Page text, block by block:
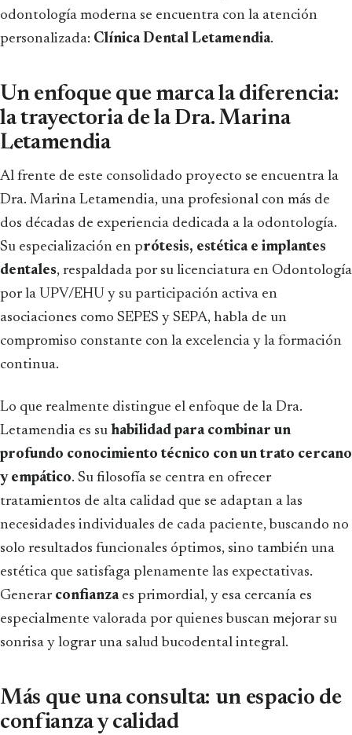
odontología moderna se encuentra con la atención
personalizada: Clínica Dental Letamendia.
Un enfoque que marca la diferencia:
la trayectoria de la Dra. Marina
Letamendia
Al frente de este consolidado proyecto se encuentra la
Dra. Marina Letamendia, una profesional con más de
dos décadas de experiencia dedicada a la odontología.
Su especialización en prótesis, estética e implantes
dentales, respaldada por su licenciatura en Odontología
por la UPV/EHU y su participación activa en
asociaciones como SEPES y SEPA, habla de un
compromiso constante con la excelencia y la formación
continua.
Lo que realmente distingue el enfoque de la Dra.
Letamendia es su habilidad para combinar un
profundo conocimiento técnico con un trato cercano
y empático. Su filosofía se centra en ofrecer
tratamientos de alta calidad que se adaptan a las
necesidades individuales de cada paciente, buscando no
solo resultados funcionales óptimos, sino también una
estética que satisfaga plenamente las expectativas.
Generar confianza es primordial, y esa cercanía es
especialmente valorada por quienes buscan mejorar su
sonrisa y lograr una salud bucodental integral.
Más que una consulta: un espacio de
confianza y calidad